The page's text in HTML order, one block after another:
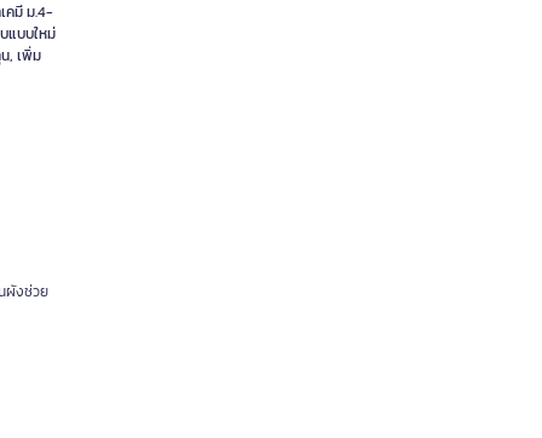
คมี ม.4-
แบบใหม่
, เพิ่ม
ผังช่วย